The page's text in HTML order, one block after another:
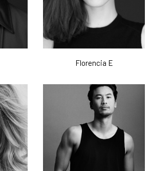
Florencia E